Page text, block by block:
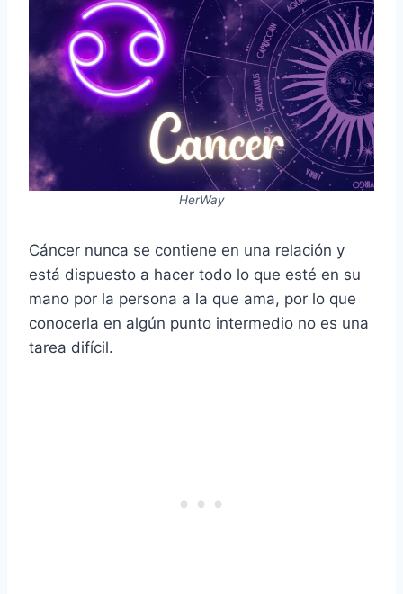
HerWay
Cáncer nunca se contiene en una relación y
está dispuesto a hacer todo lo que esté en su
mano por la persona a la que ama, por lo que
conocerla en algún punto intermedio no es una
tarea difícil.